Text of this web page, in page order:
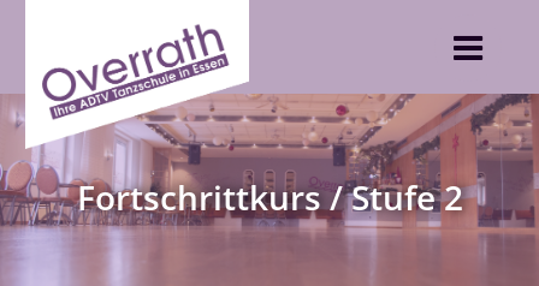
content
Fortschrittkurs / Stufe 2